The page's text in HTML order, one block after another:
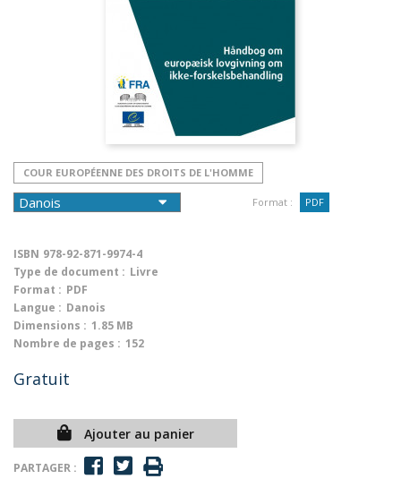
COUR EUROPÉENNE DES DROITS DE L'HOMME
Format : PDF
ISBN 978-92-871-9974-4
Type de document : Livre
Format : PDF
Langue : Danois
Dimensions : 1.85 MB
Nombre de pages : 152
Gratuit
Ajouter au panier
PARTAGER :